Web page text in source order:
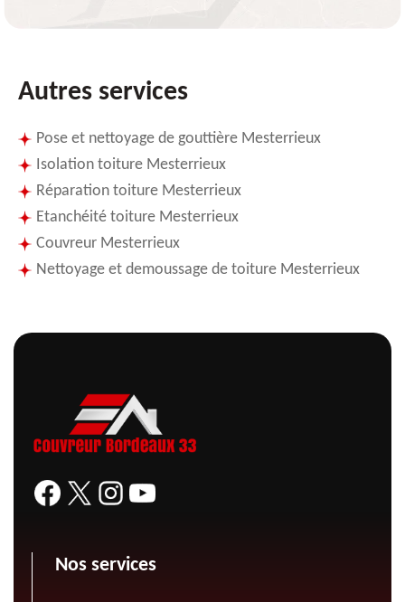
Autres services
Pose et nettoyage de gouttière Mesterrieux
Isolation toiture Mesterrieux
Réparation toiture Mesterrieux
Etanchéité toiture Mesterrieux
Couvreur Mesterrieux
Nettoyage et demoussage de toiture Mesterrieux
Nos services